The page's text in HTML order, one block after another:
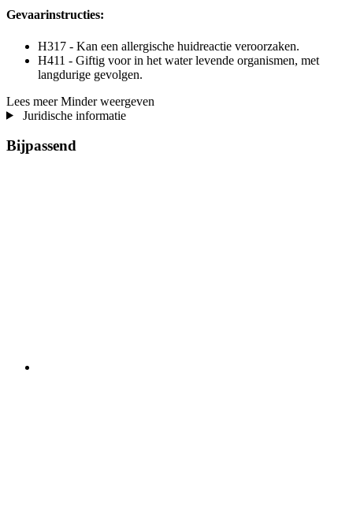
Gevaarinstructies:
H317 - Kan een allergische huidreactie veroorzaken.
H411 - Giftig voor in het water levende organismen, met
langdurige gevolgen.
Lees meer Minder weergeven
Juridische informatie
Bijpassend